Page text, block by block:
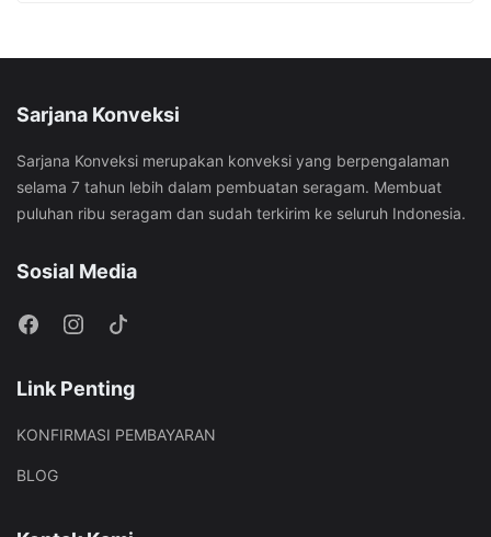
Sarjana Konveksi
Sarjana Konveksi merupakan konveksi yang berpengalaman
selama 7 tahun lebih dalam pembuatan seragam. Membuat
puluhan ribu seragam dan sudah terkirim ke seluruh Indonesia.
Sosial Media
Link Penting
KONFIRMASI PEMBAYARAN
BLOG